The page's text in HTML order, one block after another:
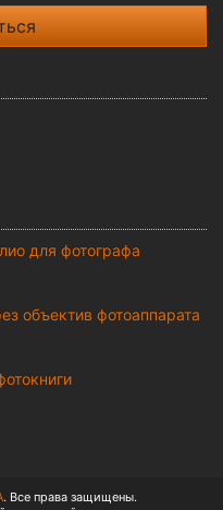
для фотографа
объектив фотоаппарата
. Все права защищены.